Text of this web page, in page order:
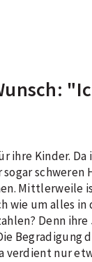
ihre Kinder.
schweren
Mittlerweile
wie um alles
Denn
Begradigung
verdient nur